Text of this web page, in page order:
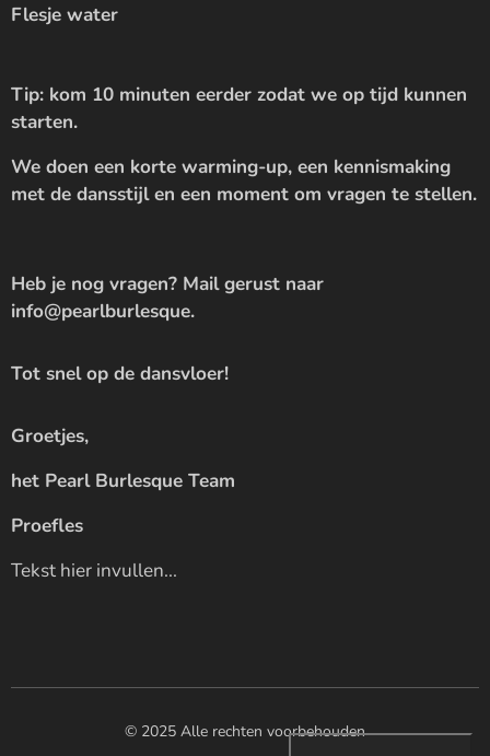
Flesje water
Tip: kom 10 minuten eerder zodat we op tijd kunnen
starten.
We doen een korte warming-up, een kennismaking
met de dansstijl en een moment om vragen te stellen.
Heb je nog vragen? Mail gerust naar
info@pearlburlesque.
Tot snel op de dansvloer! 🎶
Groetjes,
het Pearl Burlesque Team
Proefles
Tekst hier invullen...
© 2025 Alle rechten voorbehouden